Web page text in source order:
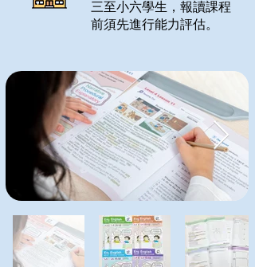
三至小六學生， 報讀課程
前須先進行能力評估。